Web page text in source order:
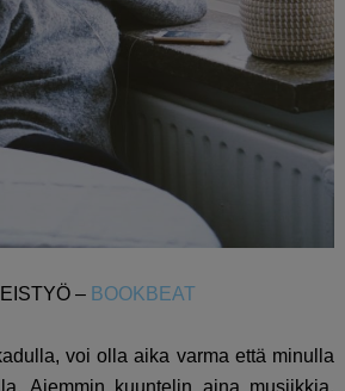
– BOOKBEAT
voi olla aika varma että minulla
Aiemmin kuuntelin aina musiikkia,